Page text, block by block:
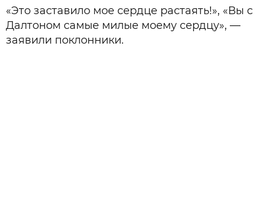
«Это заставило мое сердце растаять!», «Вы с
Далтоном самые милые моему сердцу», —
заявили поклонники.